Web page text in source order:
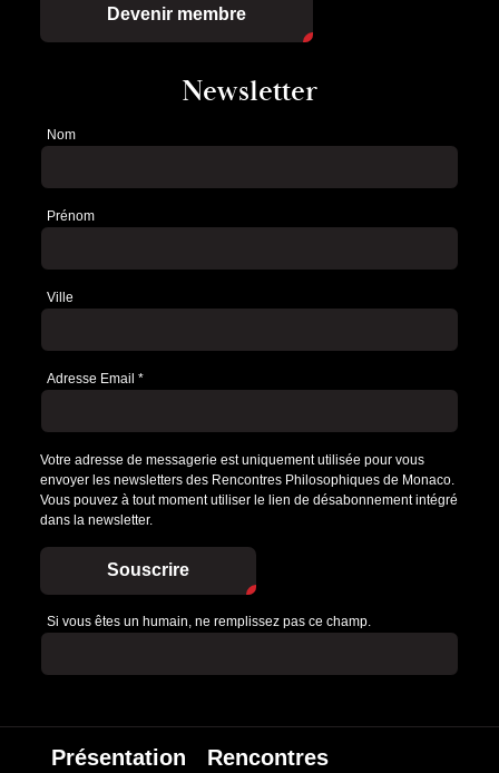
Devenir membre
Newsletter
Newsletter
Nom
Prénom
Ville
Adresse Email *
Votre adresse de messagerie est uniquement utilisée pour vous
envoyer les newsletters des Rencontres Philosophiques de Monaco.
Vous pouvez à tout moment utiliser le lien de désabonnement intégré
dans la newsletter.
Souscrire
Si vous êtes un humain, ne remplissez pas ce champ.
Présentation Rencontres